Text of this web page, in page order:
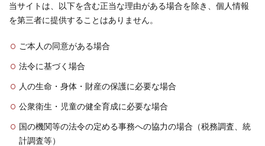
当サイトは、以下を含む正当な理由がある場合を除き、個人情報
を第三者に提供することはありません。
ご本人の同意がある場合
法令に基づく場合
人の生命・身体・財産の保護に必要な場合
公衆衛生・児童の健全育成に必要な場合
国の機関等の法令の定める事務への協力の場合（税務調査、統
計調査等）